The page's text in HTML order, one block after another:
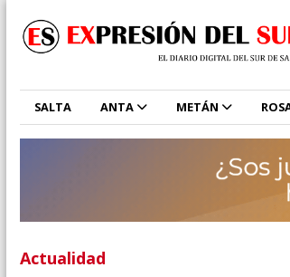
SALTA ANTA METÁN
Actualidad